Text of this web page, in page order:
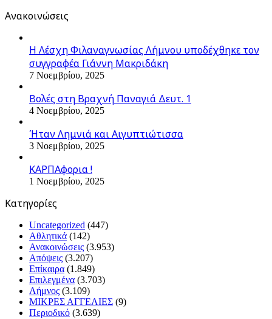
Ανακοινώσεις
Η Λέσχη Φιλαναγνωσίας Λήμνου υποδέχθηκε τον
συγγραφέα Γιάννη Μακριδάκη
7 Νοεμβρίου, 2025
Βολές στη Βραχνή Παναγιά Δευτ. 1
4 Νοεμβρίου, 2025
Ήταν Λημνιά και Αιγυπτιώτισσα
3 Νοεμβρίου, 2025
ΚΑΡΠΑφορια !
1 Νοεμβρίου, 2025
Kατηγορίες
Uncategorized (447)
Αθλητικά (142)
Ανακοινώσεις (3.953)
Απόψεις (3.207)
Επίκαιρα (1.849)
Επιλεγμένα (3.703)
Λήμνος (3.109)
ΜΙΚΡΕΣ ΑΓΓΕΛΙΕΣ (9)
Περιοδικό (3.639)